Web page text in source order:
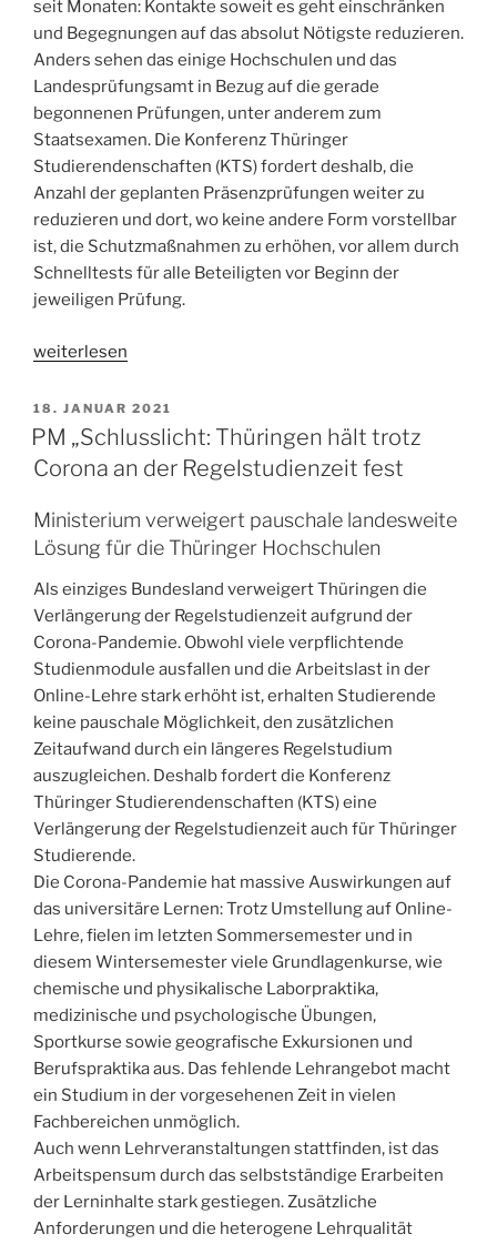
seit Monaten: Kontakte soweit es geht einschränken
und Begegnungen auf das absolut Nötigste reduzieren.
Anders sehen das einige Hochschulen und das
Landesprüfungsamt in Bezug auf die gerade
begonnenen Prüfungen, unter anderem zum
Staatsexamen. Die Konferenz Thüringer
Studierendenschaften (KTS) fordert deshalb, die
Anzahl der geplanten Präsenzprüfungen weiter zu
reduzieren und dort, wo keine andere Form vorstellbar
ist, die Schutzmaßnahmen zu erhöhen, vor allem durch
Schnelltests für alle Beteiligten vor Beginn der
jeweiligen Prüfung.
„PM:
80
Personen
stundenlang
in
einem
Hörsaal
Präsenzprüfungen
trotz
Corona“
weiterlesen
VERÖFFENTLICHT
AM
18. JANUAR 2021
PM „Schlusslicht: Thüringen hält trotz
Corona an der Regelstudienzeit fest
Ministerium verweigert pauschale landesweite
Lösung für die Thüringer Hochschulen
Als einziges Bundesland verweigert Thüringen die
Verlängerung der Regelstudienzeit aufgrund der
Corona-Pandemie. Obwohl viele verpflichtende
Studienmodule ausfallen und die Arbeitslast in der
Online-Lehre stark erhöht ist, erhalten Studierende
keine pauschale Möglichkeit, den zusätzlichen
Zeitaufwand durch ein längeres Regelstudium
auszugleichen. Deshalb fordert die Konferenz
Thüringer Studierendenschaften (KTS) eine
Verlängerung der Regelstudienzeit auch für Thüringer
Studierende.
Die Corona-Pandemie hat massive Auswirkungen auf
das universitäre Lernen: Trotz Umstellung auf Online-
Lehre, fielen im letzten Sommersemester und in
diesem Wintersemester viele Grundlagenkurse, wie
chemische und physikalische Laborpraktika,
medizinische und psychologische Übungen,
Sportkurse sowie geografische Exkursionen und
Berufspraktika aus. Das fehlende Lehrangebot macht
ein Studium in der vorgesehenen Zeit in vielen
Fachbereichen unmöglich.
Auch wenn Lehrveranstaltungen stattfinden, ist das
Arbeitspensum durch das selbstständige Erarbeiten
der Lerninhalte stark gestiegen. Zusätzliche
Anforderungen und die heterogene Lehrqualität